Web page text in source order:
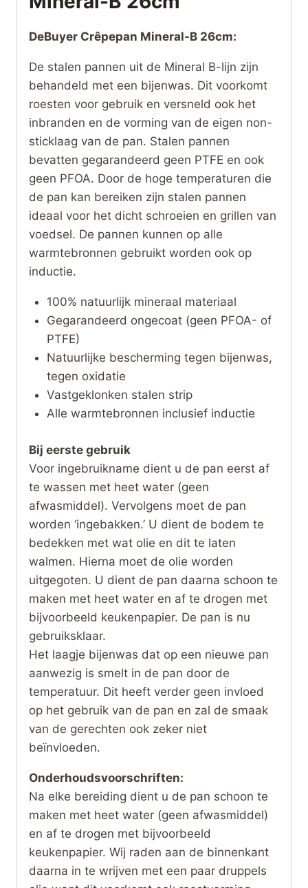
DeBuyer Crêpepan Mineral-B 26cm:
De stalen pannen uit de Mineral B-lijn zijn
behandeld met een bijenwas. Dit voorkomt
roesten voor gebruik en versneld ook het
inbranden en de vorming van de eigen non-
sticklaag van de pan. Stalen pannen
bevatten gegarandeerd geen PTFE en ook
geen PFOA. Door de hoge temperaturen die
de pan kan bereiken zijn stalen pannen
ideaal voor het dicht schroeien en grillen van
voedsel. De pannen kunnen op alle
warmtebronnen gebruikt worden ook op
inductie.
100% natuurlijk mineraal materiaal
Gegarandeerd ongecoat (geen PFOA- of
PTFE)
Natuurlijke bescherming tegen bijenwas,
tegen oxidatie
Vastgeklonken stalen strip
Alle warmtebronnen inclusief inductie
Bij eerste gebruik
Voor ingebruikname dient u de pan eerst af
te wassen met heet water (geen
afwasmiddel). Vervolgens moet de pan
worden ‘ingebakken.’ U dient de bodem te
bedekken met wat olie en dit te laten
walmen. Hierna moet de olie worden
uitgegoten. U dient de pan daarna schoon te
maken met heet water en af te drogen met
bijvoorbeeld keukenpapier. De pan is nu
gebruiksklaar.
Het laagje bijenwas dat op een nieuwe pan
aanwezig is smelt in de pan door de
temperatuur. Dit heeft verder geen invloed
op het gebruik van de pan en zal de smaak
van de gerechten ook zeker niet
beïnvloeden.
Onderhoudsvoorschriften:
Na elke bereiding dient u de pan schoon te
maken met heet water (geen afwasmiddel)
en af te drogen met bijvoorbeeld
keukenpapier. Wij raden aan de binnenkant
daarna in te wrijven met een paar druppels